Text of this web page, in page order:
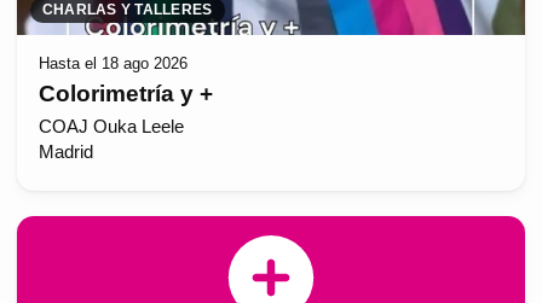
CHARLAS Y TALLERES
Hasta el 18 ago 2026
Colorimetría y +
COAJ Ouka Leele
Madrid